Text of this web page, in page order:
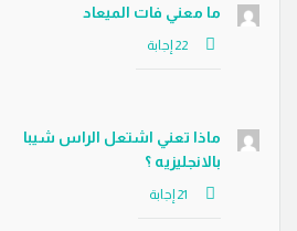
ما معني فات الميعاد
ماذا تعني اشتعل الراس شيبا
بالانجليزيه ؟